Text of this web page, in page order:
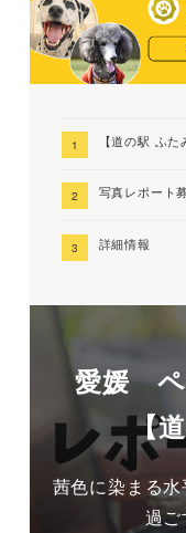
【道の駅 ふ
写真レポート
詳細情報
愛媛 ペ
【
茜色に染まる
過